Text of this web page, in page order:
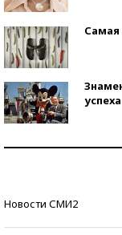
Самая
Новости СМИ2